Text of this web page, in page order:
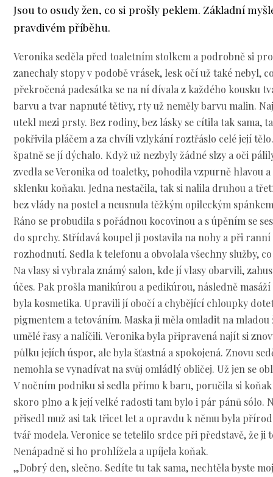
Jsou to osudy žen, co si prošly peklem. Základní
pravdivém příběhu.
Veronika seděla před toaletním stolkem a podrobně si
zanechaly stopy v podobě vrásek, lesk očí už také nebyl,
překročená padesátka se na ní dívala z každého kousku
barvu a tvar napnuté tětivy, rty už neměly barvu malin.
utekl mezi prsty. Bez rodiny, bez lásky se cítila tak sama,
pokřivila pláčem a za chvíli vzlykání roztřáslo celé její tělo.
špatně se jí dýchalo. Když už nezbyly žádné slzy a oči
zvedla se Veronika od toaletky, pohodila vzpurně hlavou
sklenku koňaku. Jedna nestačila, tak si nalila druhou a
bez vlády na postel a neusnula těžkým opileckým
Ráno se probudila s pořádnou kocovinou a s úpěním se
do sprchy. Střídavá koupel ji postavila na nohy a při
rozhodnutí. Sedla k telefonu a obvolala všechny služby,
Na vlasy si vybrala známý salon, kde jí vlasy obarvili,
účes. Pak prošla manikúrou a pedikúrou, následně
byla kosmetika. Upravili jí obočí a chybějící chloupky
pigmentem a tetováním. Maska ji měla omladit na
umělé řasy a nalíčili. Veronika byla připravená najít si
půlku jejích úspor, ale byla šťastná a spokojená. Znovu
nemohla se vynadívat na svůj omládlý obličej. Už jen se
V nočním podniku si sedla přímo k baru, poručila si
skoro plno a k její velké radosti tam bylo i pár pánů sólo.
přisedl muž asi tak třicet let a opravdu k němu byla
tvář modela. Veronice se tetelilo srdce při představě, že ji
Nenápadně si ho prohlížela a upíjela koňak.
„Dobrý den, slečno. Sedíte tu tak sama, nechtěla byste